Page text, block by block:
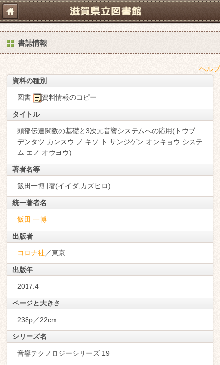
書誌情報
ヘルプ
資料の種別
図書 資料情報のコピー
タイトル
頭部伝達関数の基礎と3次元音響システムへの応用(トウブ
デンタツ カンスウ ノ キソ ト サンジゲン オンキョウ システ
ム エノ オウヨウ)
著者名等
飯田一博∥著(イイダ,カズヒロ)
統一著者名
飯田 一博
出版者
コロナ社 ／東京
出版年
2017.4
ページと大きさ
238p／22cm
シリーズ名
音響テクノロジーシリーズ 19